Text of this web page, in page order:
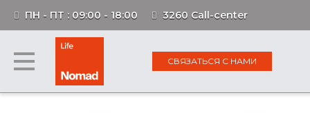
ПН - ПТ : 09:00 - 18:00 3260 Call-center
СВЯЗАТЬСЯ С НАМИ